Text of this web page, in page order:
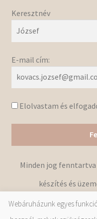
Keresztnév
E-mail cím:
Elolvastam és
Minden jog fenntartva
készítés és
Webáruházunk egyes